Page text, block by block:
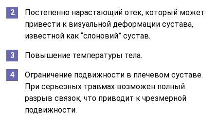
Постепенно нарастающий отек, который может
привести к визуальной деформации сустава,
известной как “слоновий” сустав.
Повышение температуры тела.
Ограничение подвижности в плечевом суставе.
При серьезных травмах возможен полный
разрыв связок, что приводит к чрезмерной
подвижности.